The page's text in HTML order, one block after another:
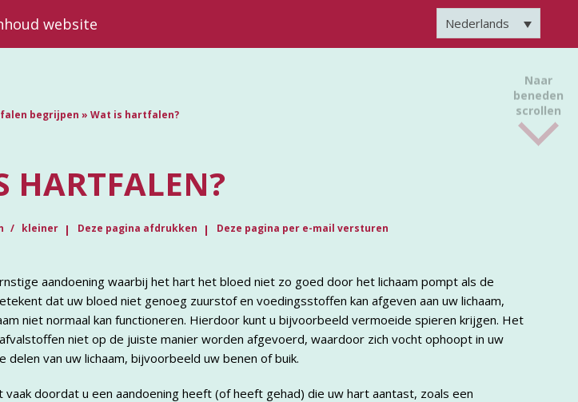
website Nederlands
begrijpen » Wat is hartfalen?
HARTFALEN?
kleiner Deze pagina afdrukken Deze pagina per e-mail versturen
aandoening waarbij het hart het bloed niet zo goed door het lichaam pompt als de
dat uw bloed niet genoeg zuurstof en voedingsstoffen kan afgeven aan uw lichaam,
niet normaal kan functioneren. Hierdoor kunt u bijvoorbeeld vermoeide spieren krijgen. Het
niet op de juiste manier worden afgevoerd, waardoor zich vocht ophoopt in uw
delen van uw lichaam, bijvoorbeeld uw benen of buik.
doordat u een aandoening heeft (of heeft gehad) die uw hart aantast, zoals een
Naar
beneden
scrollen